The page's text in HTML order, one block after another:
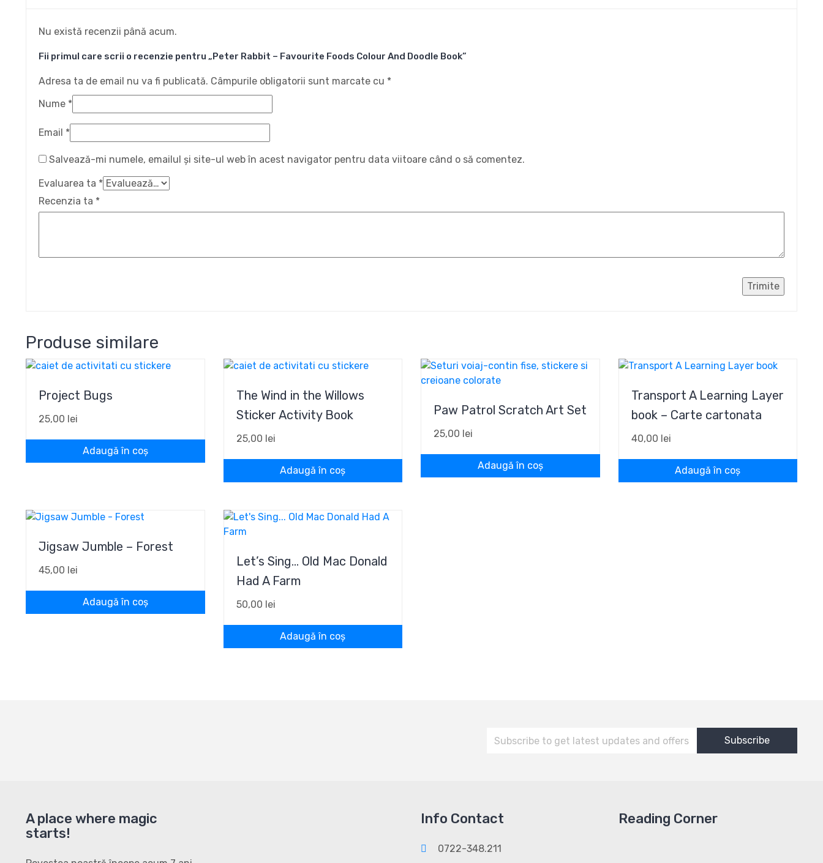
Nu există recenzii până acum.
Fii primul care scrii o recenzie pentru „Peter Rabbit – Favourite Foods Colour And Doodle Book”
Adresa ta de email nu va fi publicată. Câmpurile obligatorii sunt marcate cu *
Nume *
Email *
Salvează-mi numele, emailul și site-ul web în acest navigator pentru data viitoare când o să comentez.
Evaluarea ta *
Recenzia ta *
Produse similare
Project Bugs
25,00 lei
Adaugă în coș
The Wind in the Willows
Sticker Activity Book
25,00 lei
Adaugă în coș
Paw Patrol Scratch Art Set
25,00 lei
Adaugă în coș
Transport A Learning Layer
book – Carte cartonata
40,00 lei
Adaugă în coș
Jigsaw Jumble – Forest
45,00 lei
Adaugă în coș
Let’s Sing… Old Mac Donald
Had A Farm
50,00 lei
Adaugă în coș
A place where magic
starts!
Info Contact
0722-348.211
Reading Corner